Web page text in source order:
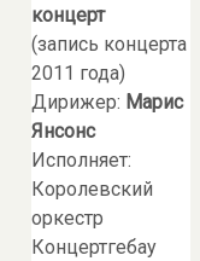
концерт
(запись концерта
2011 года)
Дирижер: Марис
Янсонс
Исполняет:
Королевский
оркестр
Концертгебау